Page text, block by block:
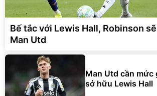
Bế tắc với Lewis Hall, Robinson
Man Utd
Man Utd cần mức
sở hữu Lewis Hall